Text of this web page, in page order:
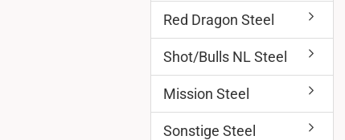
Red Dragon Steel
Shot/Bulls NL Steel
Mission Steel
Sonstige Steel